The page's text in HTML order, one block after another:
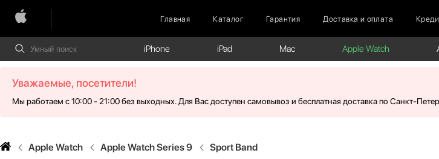
Главная Каталог Гарантия Доставка и оплата
iPhone iPad Mac Apple Watch
Уважаемые, посетители!
Мы работаем с 10:00 - 21:00 без выходных. Для Вас доступен самовывоз и бесплатная доставка по Санкт-
Apple Watch Apple Watch Series 9 Sport Band